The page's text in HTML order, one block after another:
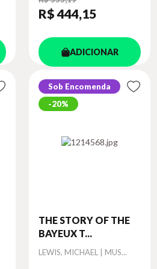
R$ 444,15
ADICIONAR
Sob Encomenda
20%
THE STORY OF THE
BAYEUX T...
Autor
LEWIS, MICHAEL | MUS...